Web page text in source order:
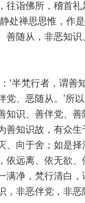
往诣佛所，稽首礼
处禅思思惟，作是
善随从，非恶知
‘半梵行者，谓善
党、恶随从。’所
知识、善伴党、善
善知识故，有众生
、向于舍；如是择
依远离、依无欲、
满净，梵行清白
，非恶伴党，非恶